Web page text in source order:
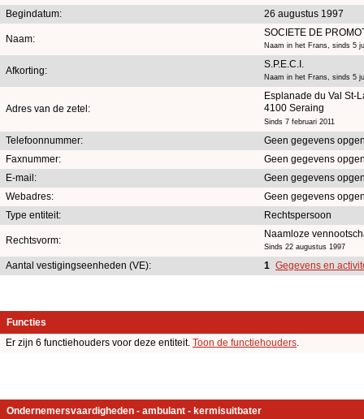
Begindatum: 26 augustus 1997
Naam:
SOCIETE DE
Naam in het Frans, sinds 5
Afkorting:
S.P.E.C.I.
Naam in het Frans, sinds 5
Adres van de zetel:
Esplanade du Val St-
4100 Seraing
Sinds 7 februari 2011
Telefoonnummer:
Geen gegevens
Faxnummer:
Geen gegevens
E-mail:
Geen gegevens
Webadres:
Geen gegevens
Type entiteit:
Rechtspersoon
Rechtsvorm:
Naamloze
Sinds 22 augustus 1997
Aantal vestigingseenheden (VE): 1 Gegevens en
Functies
Er zijn 6 functiehouders voor deze entiteit. Toon de functiehouders.
Ondernemersvaardigheden - ambulant - kermisuitbater